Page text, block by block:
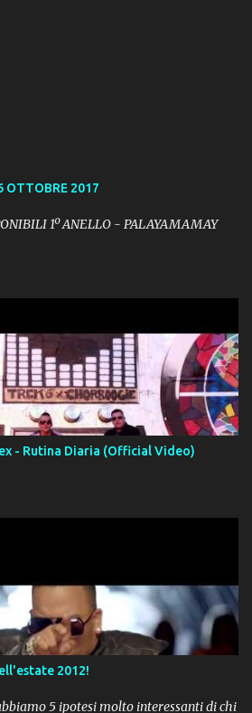
OTTOBRE 2017
1º ANELLO - PALAYAMAMAY
- Rutina Diaria (Official Video)
2012!
5 ipotesi molto interessanti di chi